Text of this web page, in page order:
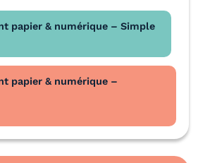
papier & numérique – Simple
papier & numérique –